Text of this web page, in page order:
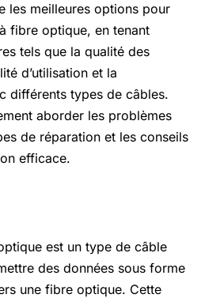
les meilleures options pour
fibre optique, en tenant
tels que la qualité des
d’utilisation et la
différents types de câbles.
aborder les problèmes
de réparation et les conseils
efficace.
est un type de câble
des données sous forme
une fibre optique. Cette